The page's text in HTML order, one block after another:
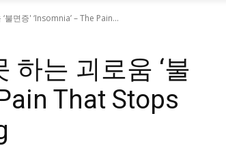
면증' ‘Insomnia’ – The Pain...
하는 괴로움 ‘불
That Stops